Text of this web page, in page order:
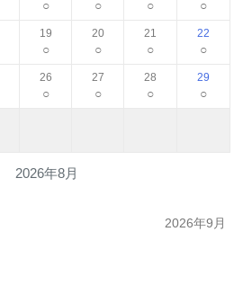
2026年8月
○ ○ ○ ○
19
○
20
○
21
○
22
○
26
○
27
○
28
○
29
○
2026年9月